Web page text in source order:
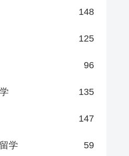
148
125
96
135
147
学 59